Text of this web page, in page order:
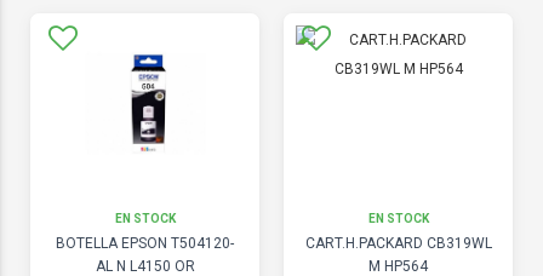
EN STOCK
BOTELLA EPSON T504120-
AL N L4150 OR
EN STOCK
CART.H.PACKARD CB319WL
M HP564